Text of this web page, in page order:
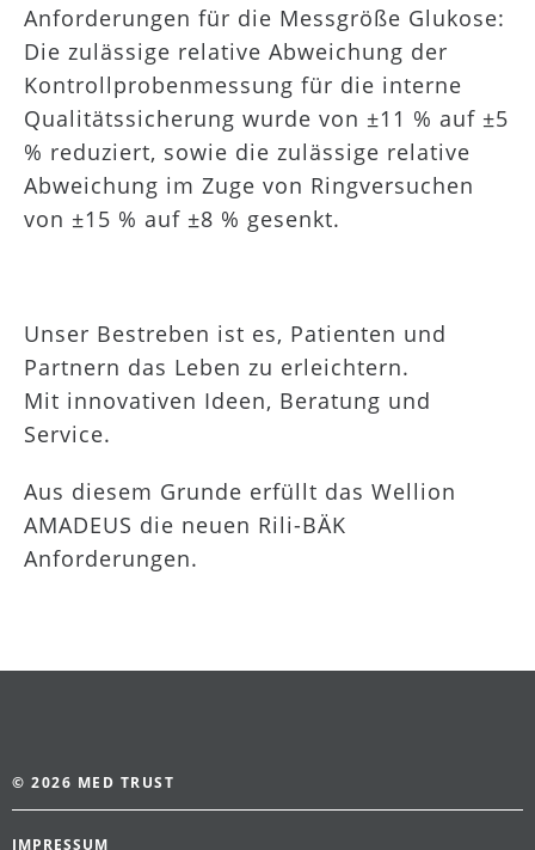
Anforderungen für die Messgröße Glukose:
Die zulässige relative Abweichung der
Kontrollprobenmessung für die interne
Qualitätssicherung wurde von ±11 % auf ±5
% reduziert, sowie die zulässige relative
Abweichung im Zuge von Ringversuchen
von ±15 % auf ±8 % gesenkt.
Unser Bestreben ist es, Patienten und
Partnern das Leben zu erleichtern.
Mit innovativen Ideen, Beratung und
Service.
Aus diesem Grunde erfüllt das Wellion
AMADEUS die neuen Rili-BÄK
Anforderungen.
© 2026 MED TRUST
IMPRESSUM